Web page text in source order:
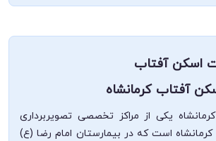
اسکن آفتاب
آفتاب کرمانشاه
یکی از مراکز تخصصی تصویربرداری
است که در بیمارستان امام رضا (ع)